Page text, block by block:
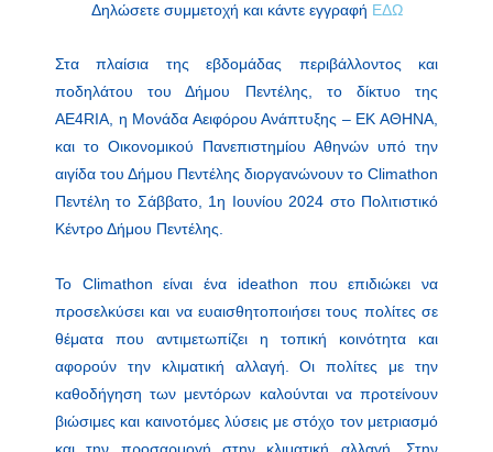
Δηλώσετε συμμετοχή και κάντε εγγραφή ΕΔΩ
Στα πλαίσια της εβδομάδας περιβάλλοντος και
ποδηλάτου του Δήμου Πεντέλης, το δίκτυο της
AE4RIA, η Μονάδα Αειφόρου Ανάπτυξης – ΕΚ ΑΘΗΝΑ,
και το Οικονομικού Πανεπιστημίου Αθηνών υπό την
αιγίδα του Δήμου Πεντέλης διοργανώνουν το Climathon
Πεντέλη το Σάββατο, 1η Ιουνίου 2024 στο Πολιτιστικό
Κέντρο Δήμου Πεντέλης.
Το Climathon είναι ένα ideathon που επιδιώκει να
προσελκύσει και να ευαισθητοποιήσει τους πολίτες σε
θέματα που αντιμετωπίζει η τοπική κοινότητα και
αφορούν την κλιματική αλλαγή. Οι πολίτες με την
καθοδήγηση των μεντόρων καλούνται να προτείνουν
βιώσιμες και καινοτόμες λύσεις με στόχο τον μετριασμό
και την προσαρμογή στην κλιματική αλλαγή. Στην